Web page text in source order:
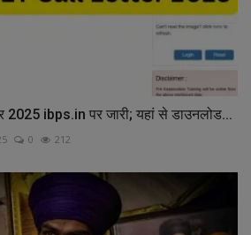
2025 ibps.in पर जारी; यहां से डाउनलोड...
0 212